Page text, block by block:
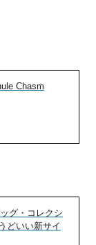
Chasm
グ・コレクシ
どいい新サイ